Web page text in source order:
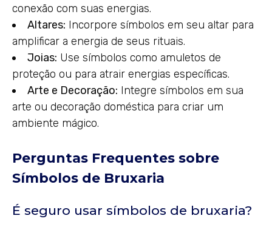
conexão com suas energias.
Altares: Incorpore símbolos em seu altar para
amplificar a energia de seus rituais.
Joias: Use símbolos como amuletos de
proteção ou para atrair energias específicas.
Arte e Decoração: Integre símbolos em sua
arte ou decoração doméstica para criar um
ambiente mágico.
Perguntas Frequentes sobre
Símbolos de Bruxaria
É seguro usar símbolos de bruxaria?